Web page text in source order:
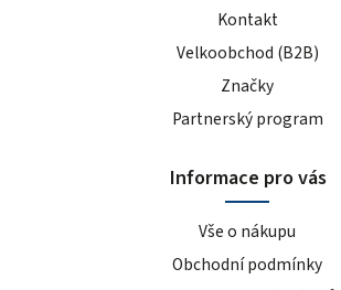
Kontakt
Velkoobchod (B2B)
Značky
Partnerský program
Informace pro vás
Vše o nákupu
Obchodní podmínky